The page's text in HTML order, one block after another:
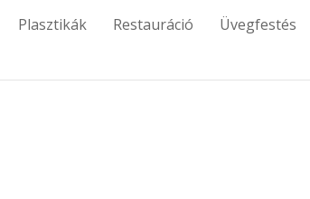
Plasztikák Restauráció Üvegfestés